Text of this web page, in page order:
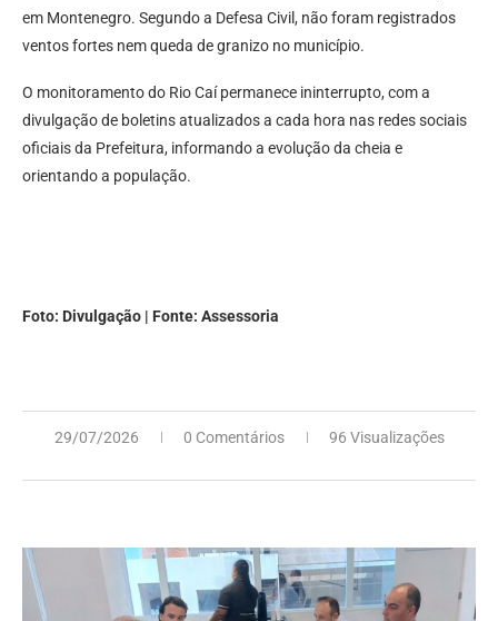
em Montenegro. Segundo a Defesa Civil, não foram registrados
ventos fortes nem queda de granizo no município.
O monitoramento do Rio Caí permanece ininterrupto, com a
divulgação de boletins atualizados a cada hora nas redes sociais
oficiais da Prefeitura, informando a evolução da cheia e
orientando a população.
Foto: Divulgação | Fonte: Assessoria
29/07/2026 0 Comentários 96 Visualizações